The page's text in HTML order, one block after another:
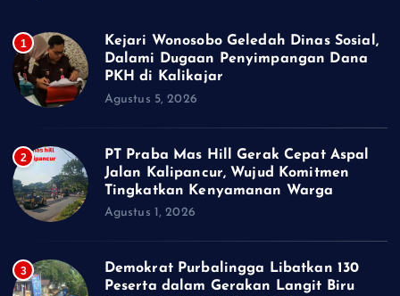
1
Kejari Wonosobo Geledah Dinas Sosial,
Dalami Dugaan Penyimpangan Dana
PKH di Kalikajar
Agustus 5, 2026
2
PT Praba Mas Hill Gerak Cepat Aspal
Jalan Kalipancur, Wujud Komitmen
Tingkatkan Kenyamanan Warga
Agustus 1, 2026
3
Demokrat Purbalingga Libatkan 130
Peserta dalam Gerakan Langit Biru